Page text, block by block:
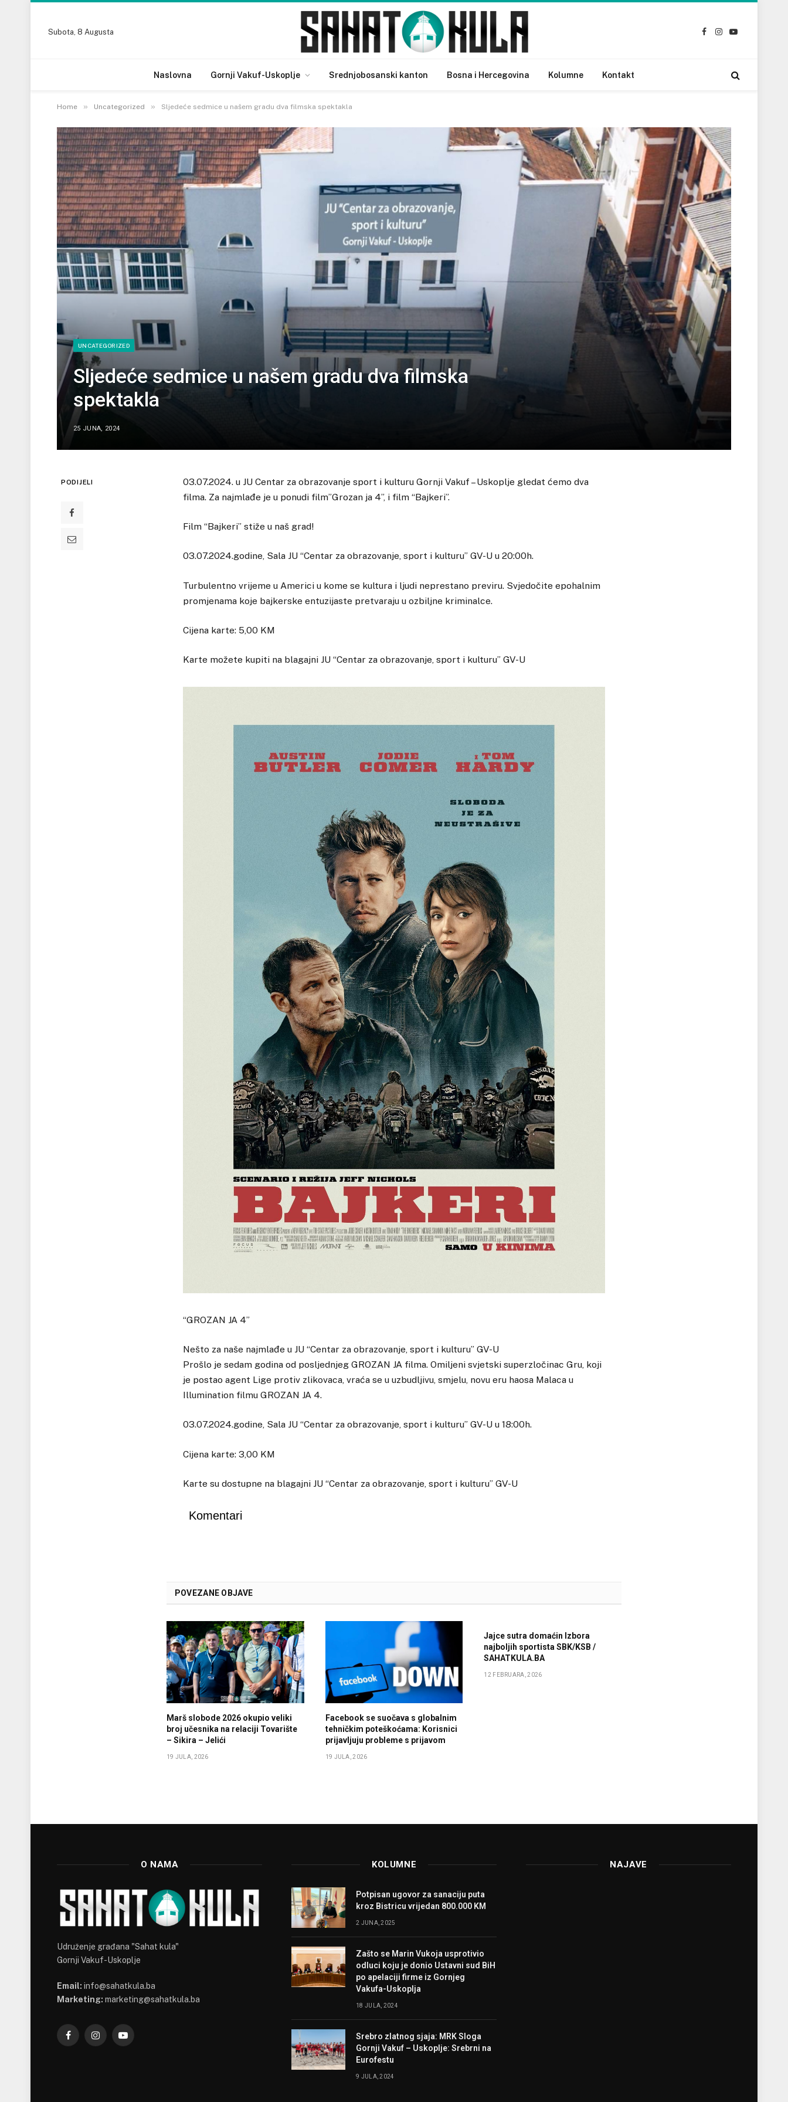
Subota, 8 Augusta
Facebook
Instagram
YouTube
Naslovna Gornji Vakuf-Uskoplje Srednjobosanski kanton Bosna i Hercegovina Kolumne Kontakt
Home » Uncategorized » Sljedeće sedmice u našem gradu dva filmska spektakla
UNCATEGORIZED
Sljedeće sedmice u našem gradu dva filmska
spektakla
25 JUNA, 2024
PODIJELI
03.07.2024. u JU Centar za obrazovanje sport i kulturu Gornji Vakuf – Uskoplje gledat ćemo dva
filma. Za najmlađe je u ponudi film”Grozan ja 4”, i film “Bajkeri”.
Film “Bajkeri” stiže u naš grad!
03.07.2024.godine, Sala JU “Centar za obrazovanje, sport i kulturu” GV-U u 20:00h.
Turbulentno vrijeme u Americi u kome se kultura i ljudi neprestano previru. Svjedočite epohalnim
promjenama koje bajkerske entuzijaste pretvaraju u ozbiljne kriminalce.
Cijena karte: 5,00 KM
Karte možete kupiti na blagajni JU “Centar za obrazovanje, sport i kulturu” GV-U
“GROZAN JA 4”
Nešto za naše najmlađe u JU “Centar za obrazovanje, sport i kulturu” GV-U
Prošlo je sedam godina od posljednjeg GROZAN JA filma. Omiljeni svjetski superzločinac Gru, koji
je postao agent Lige protiv zlikovaca, vraća se u uzbudljivu, smjelu, novu eru haosa Malaca u
Illumination filmu GROZAN JA 4.
03.07.2024.godine, Sala JU “Centar za obrazovanje, sport i kulturu” GV-U u 18:00h.
Cijena karte: 3,00 KM
Karte su dostupne na blagajni JU “Centar za obrazovanje, sport i kulturu” GV-U
Komentari
POVEZANE OBJAVE
Marš slobode 2026 okupio veliki
broj učesnika na relaciji Tovarište
– Sikira – Jelići
19 JULA, 2026
Facebook se suočava s globalnim
tehničkim poteškoćama: Korisnici
prijavljuju probleme s prijavom
19 JULA, 2026
Jajce sutra domaćin Izbora
najboljih sportista SBK/KSB /
SAHATKULA.BA
12 FEBRUARA, 2026
O NAMA
Udruženje građana "Sahat kula"
Gornji Vakuf-Uskoplje
Email: info@sahatkula.ba
Marketing: marketing@sahatkula.ba
FacebookInstagramYouTube
KOLUMNE
Potpisan ugovor za sanaciju puta
kroz Bistricu vrijedan 800.000 KM
2 JUNA, 2025
Zašto se Marin Vukoja usprotivio
odluci koju je donio Ustavni sud BiH
po apelaciji firme iz Gornjeg
Vakufa-Uskoplja
18 JULA, 2024
Srebro zlatnog sjaja: MRK Sloga
Gornji Vakuf – Uskoplje: Srebrni na
Eurofestu
9 JULA, 2024
NAJAVE